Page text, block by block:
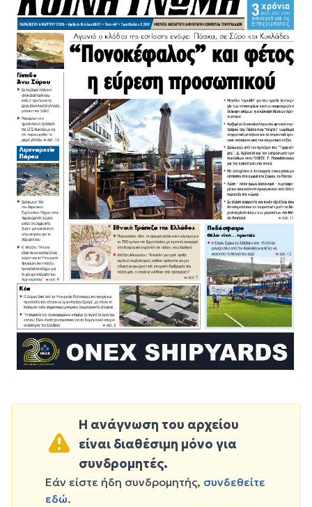
Η ανάγνωση του αρχείου
είναι διαθέσιμη μόνο για
συνδρομητές.
Εάν είστε ήδη συνδρομητής, συνδεθείτε
εδώ.